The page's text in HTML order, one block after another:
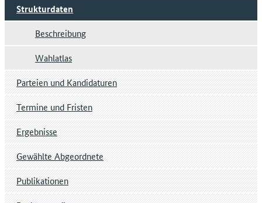
Strukturdaten
Beschreibung
Wahlatlas
Parteien und Kandidaturen
Termine und Fristen
Ergebnisse
Gewählte Abgeordnete
Publikationen